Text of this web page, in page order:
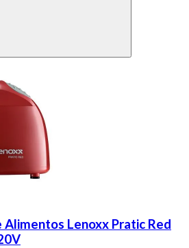
Lenoxx Pratic Red